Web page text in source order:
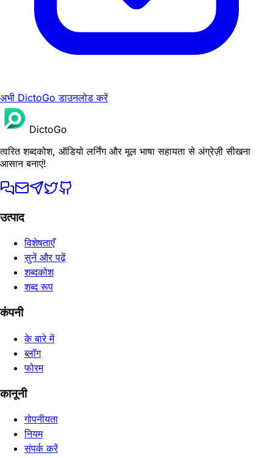
अभी DictoGo डाउनलोड करें
DictoGo
त्वरित शब्दकोश, ऑडियो लर्निंग और मूल भाषा सहायता से अंग्रेज़ी सीखना
आसान बनाएं!
उत्पाद
विशेषताएँ
सुनें और पढ़ें
शब्दकोश
शब्द रूप
कंपनी
के बारे में
ब्लॉग
फोरम
कानूनी
गोपनीयता
नियम
संपर्क करें